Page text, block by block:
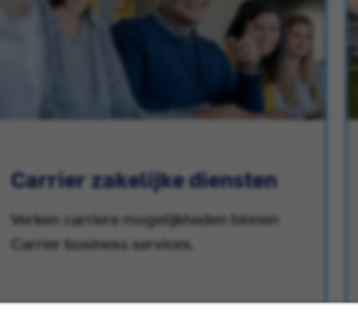
Carrier zakelijke diensten
Verken carriere mogelijkheden binnen
Carrier business services.